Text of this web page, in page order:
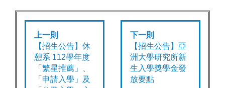
上一則
【招生公告】休
憩系 112學年度
「繁星推薦」、
「申請入學」及
下一則
【招生公告】亞
洲大學研究所新
生入學獎學金發
放要點